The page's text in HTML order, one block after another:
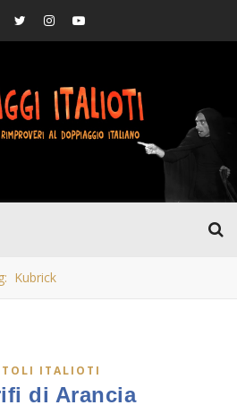
Kubrick
ITALIOTI
di Arancia